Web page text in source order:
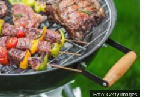
Foto: Getty Images